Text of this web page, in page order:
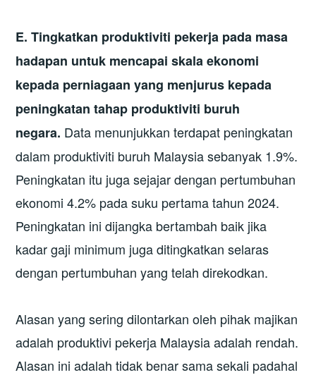
E. Tingkatkan produktiviti pekerja pada masa
hadapan untuk mencapai skala ekonomi
kepada perniagaan yang menjurus kepada
peningkatan tahap produktiviti buruh
negara. Data menunjukkan terdapat peningkatan
dalam produktiviti buruh Malaysia sebanyak 1.9%.
Peningkatan itu juga sejajar dengan pertumbuhan
ekonomi 4.2% pada suku pertama tahun 2024.
Peningkatan ini dijangka bertambah baik jika
kadar gaji minimum juga ditingkatkan selaras
dengan pertumbuhan yang telah direkodkan.
Alasan yang sering dilontarkan oleh pihak majikan
adalah produktivi pekerja Malaysia adalah rendah.
Alasan ini adalah tidak benar sama sekali padahal